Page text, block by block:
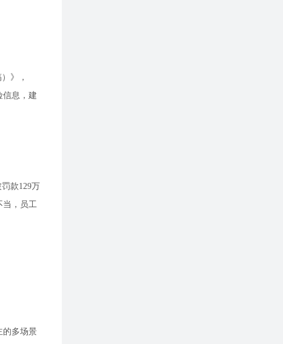
》，
信息，建
款129万
当，员工
的多场景